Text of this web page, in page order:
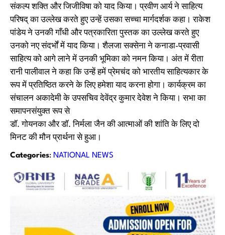
संकल्प शक्ति और जिजीविषा को याद किया। प्रवीण आर्य ने साहित्य
परिषद् का उल्लेख करते हुए उन्हें उसका सच्चा मार्गदर्शक कहा। राकेश
पांडेय ने उनकी गाँधी और पत्रकारिता पुस्तक का उल्लेख करते हुए
उनको नए संदर्भों में याद किया। शैलजा सक्सेना ने कनाडा-प्रवासी
साहित्य को आगे लाने में उनकी भूमिका को नमन किया। अंत में रीता
रानी पालीवाल ने कहा कि उन्हें हमें प्रेमचंद को भारतीय साहित्यकार के
रूप में प्रतिष्ठित करने के लिए हमेशा याद करना होगा। कार्यक्रम का
संचालन अकादेमी के उपसचिव देवेंद्र कुमार देवेश ने किया। सभा का
समापनसंयुक्त रूप से
डॉ. गोयनका और डॉ. निर्मला जैन की आत्माओं की शांति के लिए दो
मिनट की मौन प्रार्थना से हुआ।
Categories: NATIONAL NEWS